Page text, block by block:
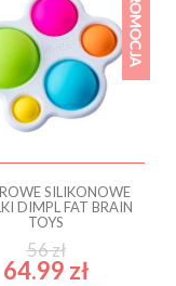
SILIKONOWE
DIMPL FAT BRAIN
TOYS
56 zł
64.99 zł